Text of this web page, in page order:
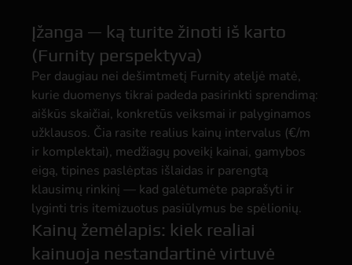
Įžanga — ką turite žinoti iš karto
(Furnity perspektyva)
Per daugiau nei dešimtmetį Furnity ateljė matė,
kurie duomenys tikrai padeda pasirinkti sprendimą:
aiškūs skaičiai, konkretūs veiksmai ir palyginamos
užklausos. Čia rasite realius kainų intervalus (€/m
ir komplektai), medžiagų poveikį kainai, gamybos
eigą, tipines paslėptas išlaidas ir parengtą
klausimų rinkinį — kad galėtumėte paprašyti ir
lyginti tris itemizuotus pasiūlymus be spėlionių.
Kainų žemėlapis: kiek realiai
kainuoja nestandartinė virtuvė